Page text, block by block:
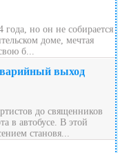
года, но он не собирается
доме, мечтая
б...
выход
до священников
в автобусе. В этой
становя...